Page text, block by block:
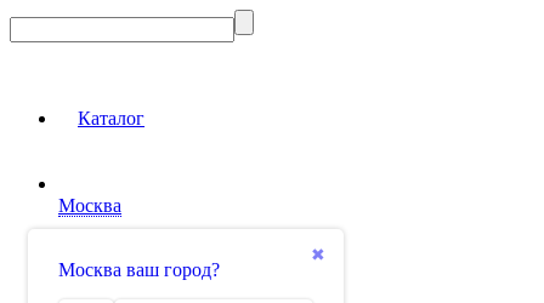
Каталог
Москва
✖
Москва ваш город?